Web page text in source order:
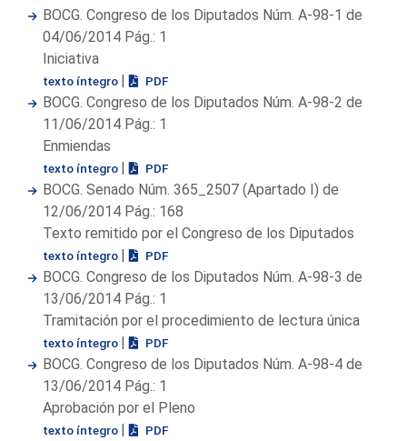
BOCG. Congreso de los Diputados Núm. A-98-1 de
04/06/2014 Pág.: 1
Iniciativa
texto íntegro | PDF
BOCG. Congreso de los Diputados Núm. A-98-2 de
11/06/2014 Pág.: 1
Enmiendas
texto íntegro | PDF
BOCG. Senado Núm. 365_2507 (Apartado I) de
12/06/2014 Pág.: 168
Texto remitido por el Congreso de los Diputados
texto íntegro | PDF
BOCG. Congreso de los Diputados Núm. A-98-3 de
13/06/2014 Pág.: 1
Tramitación por el procedimiento de lectura única
texto íntegro | PDF
BOCG. Congreso de los Diputados Núm. A-98-4 de
13/06/2014 Pág.: 1
Aprobación por el Pleno
texto íntegro | PDF